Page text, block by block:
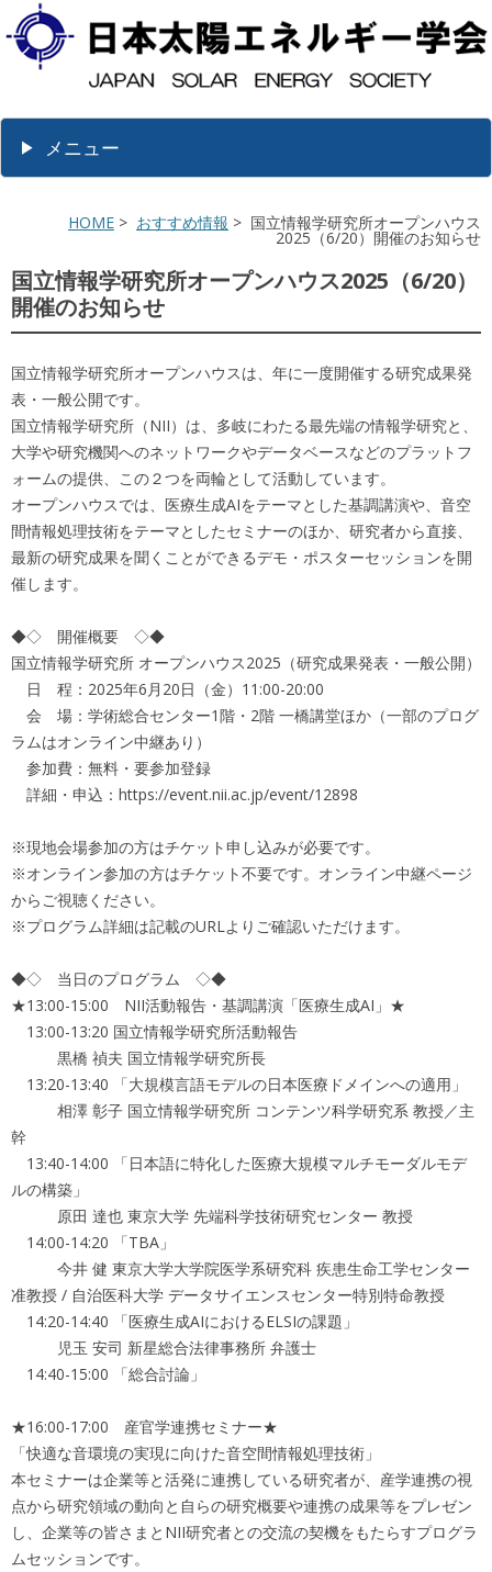
メニュー
HOME > おすすめ情報 > 国立情報学研究所オープンハウス
2025（6/20）開催のお知らせ
国立情報学研究所オープンハウス2025（6/20）
開催のお知らせ
国立情報学研究所オープンハウスは、年に一度開催する研究成果発
表・一般公開です。
国立情報学研究所（NII）は、多岐にわたる最先端の情報学研究と、
大学や研究機関へのネットワークやデータベースなどのプラットフ
ォームの提供、この２つを両輪として活動しています。
オープンハウスでは、医療生成AIをテーマとした基調講演や、音空
間情報処理技術をテーマとしたセミナーのほか、研究者から直接、
最新の研究成果を聞くことができるデモ・ポスターセッションを開
催します。
◆◇ 開催概要 ◇◆
国立情報学研究所 オープンハウス2025（研究成果発表・一般公開）
日 程：2025年6月20日（金）11:00-20:00
会 場：学術総合センター1階・2階 一橋講堂ほか（一部のプログ
ラムはオンライン中継あり）
参加費：無料・要参加登録
詳細・申込：https://event.nii.ac.jp/event/12898
※現地会場参加の方はチケット申し込みが必要です。
※オンライン参加の方はチケット不要です。オンライン中継ページ
からご視聴ください。
※プログラム詳細は記載のURLよりご確認いただけます。
◆◇ 当日のプログラム ◇◆
★13:00-15:00 NII活動報告・基調講演「医療生成AI」★
13:00-13:20 国立情報学研究所活動報告
黒橋 禎夫 国立情報学研究所長
13:20-13:40 「大規模言語モデルの日本医療ドメインへの適用」
相澤 彰子 国立情報学研究所 コンテンツ科学研究系 教授／主
幹
13:40-14:00 「日本語に特化した医療大規模マルチモーダルモデ
ルの構築」
原田 達也 東京大学 先端科学技術研究センター 教授
14:00-14:20 「TBA」
今井 健 東京大学大学院医学系研究科 疾患生命工学センター
准教授 / 自治医科大学 データサイエンスセンター特別特命教授
14:20-14:40 「医療生成AIにおけるELSIの課題」
児玉 安司 新星総合法律事務所 弁護士
14:40-15:00 「総合討論」
★16:00-17:00 産官学連携セミナー★
「快適な音環境の実現に向けた音空間情報処理技術」
本セミナーは企業等と活発に連携している研究者が、産学連携の視
点から研究領域の動向と自らの研究概要や連携の成果等をプレゼン
し、企業等の皆さまとNII研究者との交流の契機をもたらすプログラ
ムセッションです。